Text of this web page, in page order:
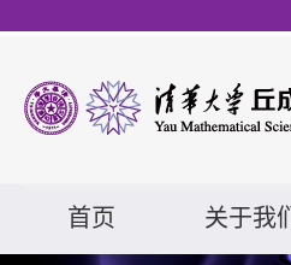
首页 关于我们